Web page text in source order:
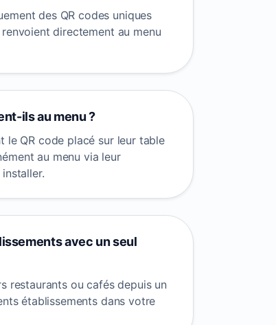
des QR codes uniques
directement au menu
ils au menu ?
le QR code placé sur leur table
au menu via leur
avec un seul
restaurants ou cafés depuis un
établissements dans votre